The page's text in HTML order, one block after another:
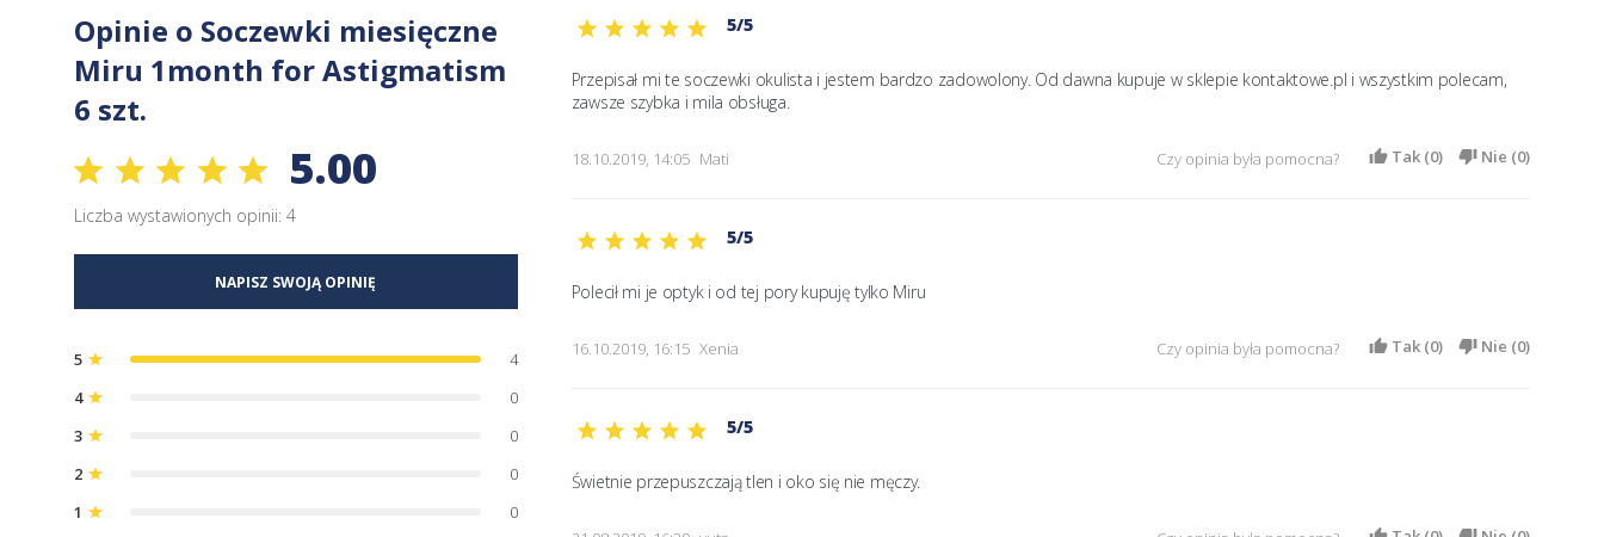
Opinie o Soczewki miesięczne
Miru 1month for Astigmatism
6 szt.
5.00
Liczba wystawionych opinii: 4
NAPISZ SWOJĄ OPINIĘ
5 star
4
4 star
0
3 star
0
2 star
0
1 star 0
5/5
Przepisał mi te soczewki okulista i jestem bardzo zadowolony. Od dawna kupuje w sklepie kontaktowe.pl i wszystkim polecam,
zawsze szybka i mila obsługa.
18.10.2019, 14:05 Mati Czy opinia była pomocna? Tak (0) Nie (0)
5/5
Polecił mi je optyk i od tej pory kupuję tylko Miru
16.10.2019, 16:15 Xenia Czy opinia była pomocna? Tak (0) Nie (0)
5/5
Świetnie przepuszczają tlen i oko się nie męczy.